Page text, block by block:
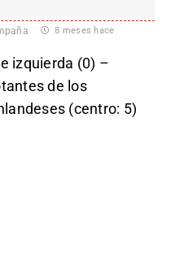
8 meses hace
izquierda (0) –
de los
(centro: 5)